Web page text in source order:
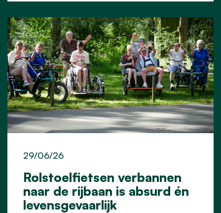
Rolstoelfietsen verbannen
naar de rijbaan is absurd én
levensgevaarlijk
29/06/26